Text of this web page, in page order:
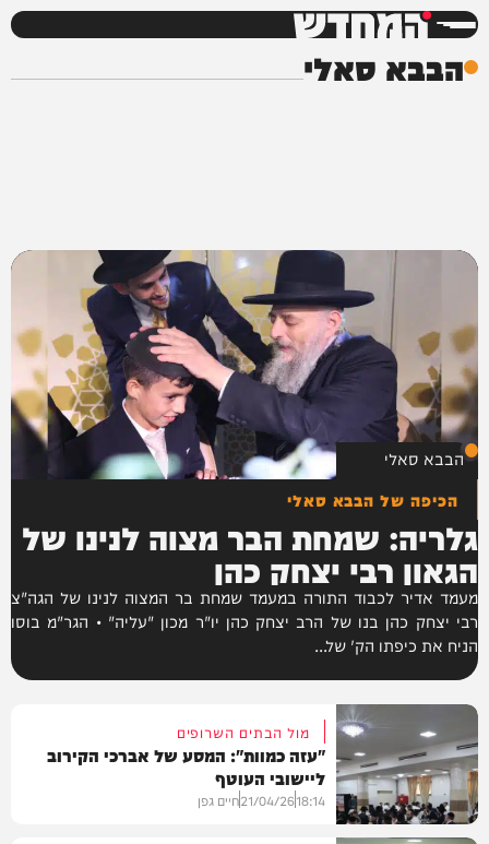
המחדש
הבבא סאלי
הבבא סאלי
הכיפה של הבבא סאלי
גלריה: שמחת הבר מצוה לנינו של
הגאון רבי יצחק כהן
מעמד אדיר לכבוד התורה במעמד שמחת בר המצוה לנינו של הגה"צ
רבי יצחק כהן בנו של הרב יצחק כהן יו"ר מכון "עליה" • הגר"מ בוסו
הניח את כיפתו הק' של...
מול הבתים השרופים
"עזה כמוות": המסע של אברכי הקירוב
ליישובי העוטף
18:14
21/04/26חיים גפן